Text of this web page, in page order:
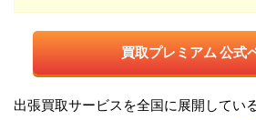
買取プレミアム 公式
出張買取サービスを全国に展開してい